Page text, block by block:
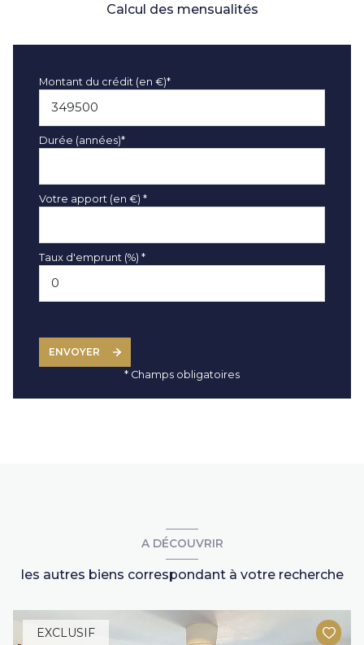
Calcul des mensualités
Montant du crédit (en €)*
Durée (années)*
Votre apport (en €) *
Taux d'emprunt (%) *
ENVOYER
* Champs obligatoires
A DÉCOUVRIR
les autres biens correspondant à votre recherche
EXCLUSIF